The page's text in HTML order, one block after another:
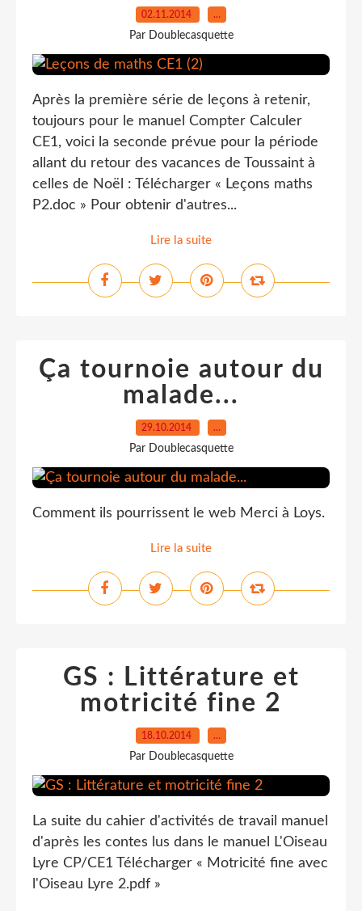
02.11.2014 …
Par Doublecasquette
Après la première série de leçons à retenir,
toujours pour le manuel Compter Calculer
CE1, voici la seconde prévue pour la période
allant du retour des vacances de Toussaint à
celles de Noël : Télécharger « Leçons maths
P2.doc » Pour obtenir d'autres...
Lire la suite
Ça tournoie autour du
malade...
29.10.2014 …
Par Doublecasquette
Comment ils pourrissent le web Merci à Loys.
Lire la suite
GS : Littérature et
motricité fine 2
18.10.2014 …
Par Doublecasquette
La suite du cahier d'activités de travail manuel
d'après les contes lus dans le manuel L'Oiseau
Lyre CP/CE1 Télécharger « Motricité fine avec
l'Oiseau Lyre 2.pdf »